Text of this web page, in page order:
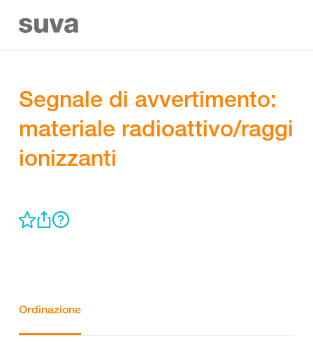
Segnale di avvertimento:
materiale radioattivo/raggi
ionizzanti
Ordinazione